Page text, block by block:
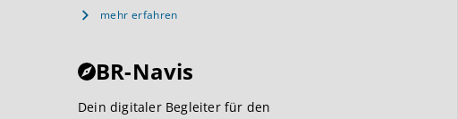
mehr erfahren
BR-Navis
Dein digitaler Begleiter für den